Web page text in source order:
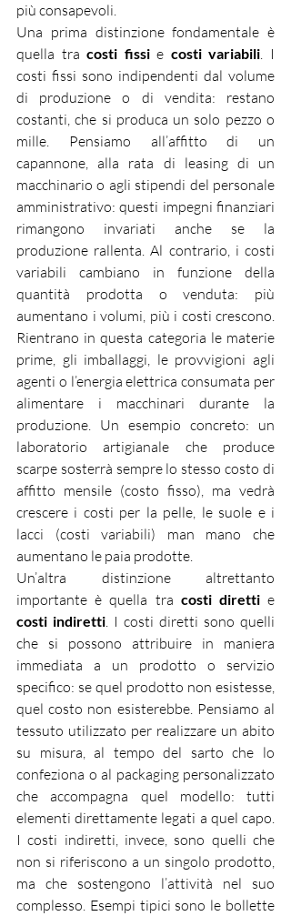
più consapevoli.
Una prima distinzione fondamentale è
quella tra costi fissi e costi variabili. I
costi fissi sono indipendenti dal volume
di produzione o di vendita: restano
costanti, che si produca un solo pezzo o
mille. Pensiamo all’affitto di un
capannone, alla rata di leasing di un
macchinario o agli stipendi del personale
amministrativo: questi impegni finanziari
rimangono invariati anche se la
produzione rallenta. Al contrario, i costi
variabili cambiano in funzione della
quantità prodotta o venduta: più
aumentano i volumi, più i costi crescono.
Rientrano in questa categoria le materie
prime, gli imballaggi, le provvigioni agli
agenti o l’energia elettrica consumata per
alimentare i macchinari durante la
produzione. Un esempio concreto: un
laboratorio artigianale che produce
scarpe sosterrà sempre lo stesso costo di
affitto mensile (costo fisso), ma vedrà
crescere i costi per la pelle, le suole e i
lacci (costi variabili) man mano che
aumentano le paia prodotte.
Un’altra distinzione altrettanto
importante è quella tra costi diretti
costi indiretti. I costi diretti sono quelli
che si possono attribuire in maniera
immediata a un prodotto o servizio
specifico: se quel prodotto non esistesse,
quel costo non esisterebbe. Pensiamo al
tessuto utilizzato per realizzare un abito
su misura, al tempo del sarto che lo
confeziona o al packaging personalizzato
che accompagna quel modello: tutti
elementi direttamente legati a quel capo.
I costi indiretti, invece, sono quelli che
non si riferiscono a un singolo prodotto,
ma che sostengono l’attività nel suo
complesso. Esempi tipici sono le bollette